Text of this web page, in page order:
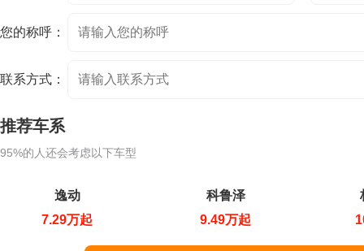
您的称呼：
联系方式：
推荐车系
95%的人还会考虑以下车型
逸动
7.29万起
科鲁泽
9.49万起